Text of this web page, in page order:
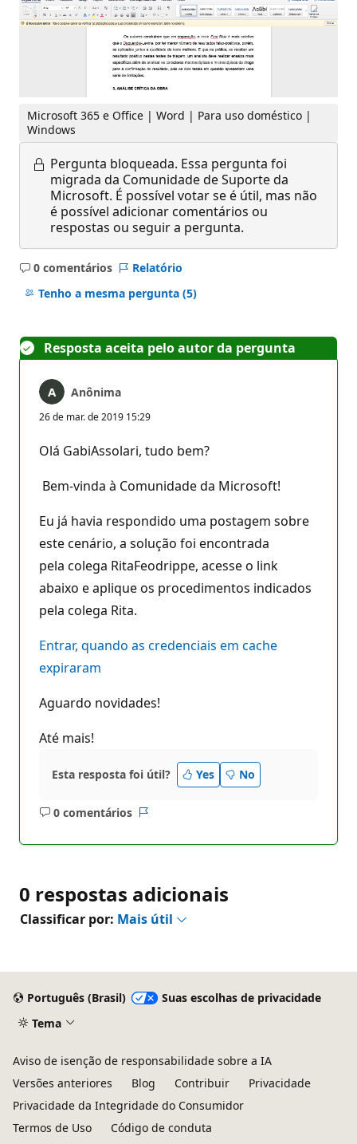
Microsoft 365 e Office | Word | Para uso doméstico |
Windows
Pergunta bloqueada. Essa pergunta foi
migrada da Comunidade de Suporte da
Microsoft. É possível votar se é útil, mas não
é possível adicionar comentários ou
respostas ou seguir a pergunta.
0 comentários
Sem
comentários
Relatório
Tenho a mesma pergunta (5)
Resposta aceita pelo autor da pergunta
Anônima
26 de mar. de 2019 15:29
Olá GabiAssolari, tudo bem?
Bem-vinda à Comunidade da Microsoft!
Eu já havia respondido uma postagem sobre
este cenário, a solução foi encontrada
pela colega RitaFeodrippe, acesse o link
abaixo e aplique os procedimentos indicados
pela colega Rita.
Entrar, quando as credenciais em cache
expiraram
Aguardo novidades!
Até mais!
Esta resposta foi útil? Yes No
0 comentários
Sem
0 respostas adicionais
Classificar por: Mais útil
Português (Brasil)
Suas escolhas de privacidade
Tema
Aviso de isenção de responsabilidade sobre a IA
Versões anteriores
Blog Contribuir
Privacidade
Privacidade da Integridade do Consumidor
Termos de Uso
Código de conduta